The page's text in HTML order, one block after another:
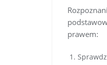
prawem: